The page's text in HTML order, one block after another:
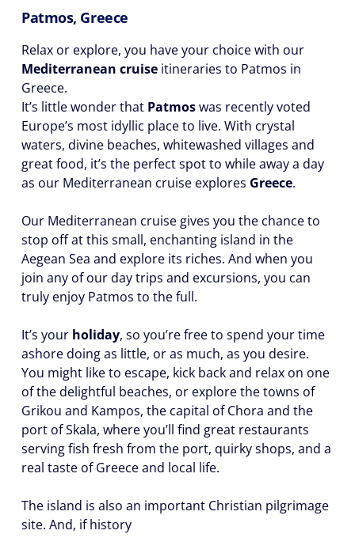
Patmos, Greece
Relax or explore, you have your choice with our
Mediterranean cruise itineraries to Patmos in
Greece.
It’s little wonder that Patmoswas recently voted
Europe’s most idyllic place to live. With crystal
waters, divine beaches, whitewashed villages and
great food, it’s the perfect spot to while away a day
as our Mediterranean cruise explores Greece.
Our Mediterranean cruise gives you the chance to
stop off at this small, enchanting island in the
Aegean Sea and explore its riches. And when you
join any of our day trips and excursions, you can
truly enjoy Patmos to the full.
It’s your holiday, so you’re free to spend your time
ashore doing as little, or as much, as you desire.
You might like to escape, kick back and relax on one
of the delightful beaches, or explore the towns of
Grikou and Kampos, the capital of Chora and the
port of Skala, where you’ll find great restaurants
serving fish fresh from the port, quirky shops, and a
real taste of Greece and local life.
The island is also an important Christian pilgrimage
site. And, if history